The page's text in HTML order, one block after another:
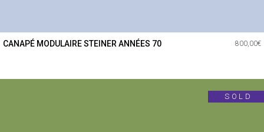
CANAPÉ MODULAIRE STEINER ANNÉES 70 800,00€
SOLD